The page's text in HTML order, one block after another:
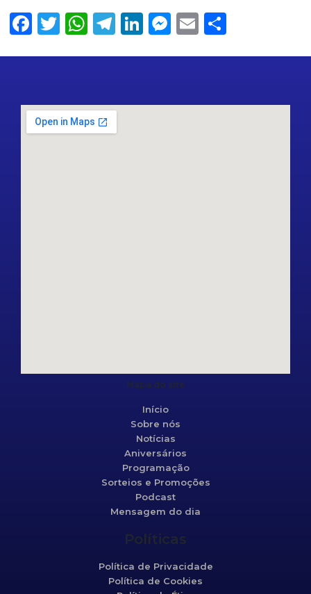
Facebook
Twitter
WhatsApp
Telegram
LinkedIn
Messenger
Email
Mapa do site
Início
Sobre nós
Notícias
Aniversários
Programação
Sorteios e Promoções
Podcast
Mensagem do dia
Políticas
Política de Privacidade
Política de Cookies